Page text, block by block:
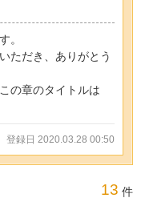
。
ただき、ありがとう
の章のタイトルは
登録日 2020.03.28 00:50
13 件